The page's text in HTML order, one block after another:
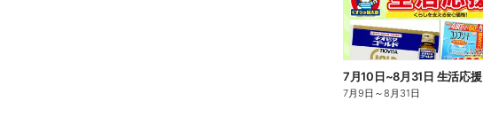
7月10日~8月31日 生活応援
7月9日 ～8月31日